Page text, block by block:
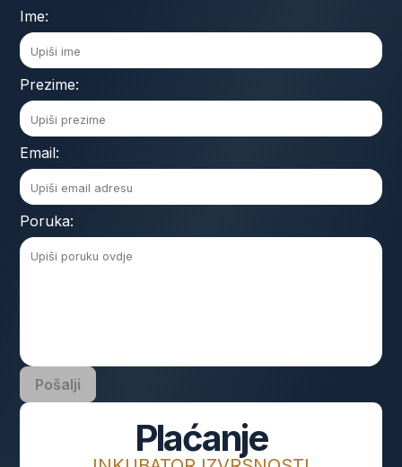
Ime:
Prezime:
Email:
Poruka:
Pošalji
Plaćanje